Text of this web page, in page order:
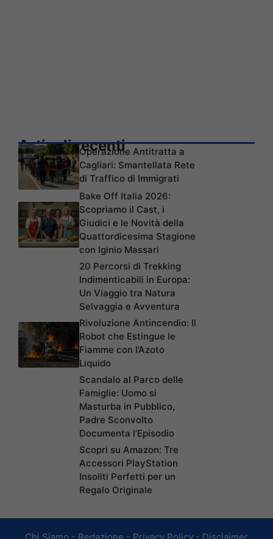
Articoli recentiOperazione Antitratta a
Cagliari: Smantellata Rete
di Traffico di Immigrati
Bake Off Italia 2026:
Scopriamo il Cast, i
Giudici e le Novità della
Quattordicesima Stagione
con Iginio Massari
20 Percorsi di Trekking
Indimenticabili in Europa:
Un Viaggio tra Natura
Selvaggia e Avventura
Rivoluzione Antincendio: Il
Robot che Estingue le
Fiamme con l’Azoto
Liquido
Scandalo al Parco delle
Famiglie: Uomo si
Masturba in Pubblico,
Padre Sconvolto
Documenta l’Episodio
Scopri su Amazon: Tre
Accessori PlayStation
Insoliti Perfetti per un
Regalo Originale
Chi Siamo - Redazione - Privacy Policy - Disclaimer